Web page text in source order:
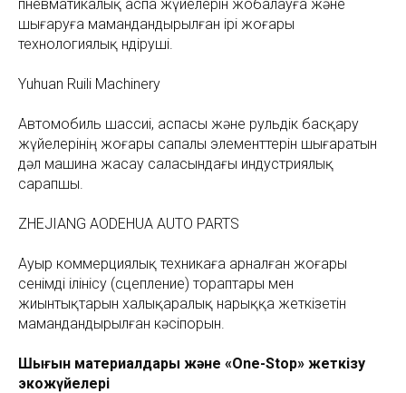
пневматикалық аспа жүйелерін жобалауға және
шығаруға мамандандырылған ірі жоғары
технологиялық өндіруші.
Yuhuan Ruili Machinery
Автомобиль шассиі, аспасы және рульдік басқару
жүйелерінің жоғары сапалы элементтерін шығаратын
дәл машина жасау саласындағы индустриялық
сарапшы.
ZHEJIANG AODEHUA AUTO PARTS
Ауыр коммерциялық техникаға арналған жоғары
сенімді ілінісу (сцепление) тораптары мен
жиынтықтарын халықаралық нарыққа жеткізетін
мамандандырылған кәсіпорын.
Шығын материалдары және «One-Stop» жеткізу
экожүйелері